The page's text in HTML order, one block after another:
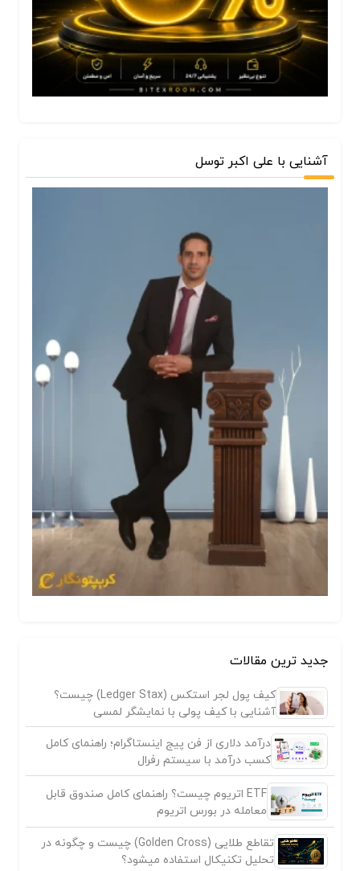
آشنایی با علی اکبر توسل
جدید ترین مقالات
کیف پول لجر استکس (Ledger Stax) چیست؟
آشنایی با کیف پولی با نمایشگر لمسی
درآمد دلاری از فن پیج اینستاگرام؛ راهنمای کامل
کسب درآمد با سیستم رفرال
ETF اتریوم چیست؟ راهنمای کامل صندوق قابل
معامله در بورس اتریوم
تقاطع طلایی (Golden Cross) چیست و چگونه در
تحلیل تکنیکال استفاده میشود؟